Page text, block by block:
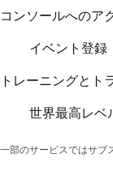
コンソールへのア
イベント登録
トレーニングとト
世界最高レベ
一部のサービスではサブ